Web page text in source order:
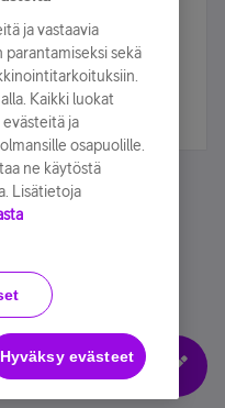
statement
ja vastaavia
sekä
Kaikki luokat
ja
osapuolille.
ne käytöstä
Lisätietoja
Hyväksy evästeet